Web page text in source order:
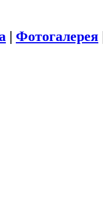
| Фотогалерея